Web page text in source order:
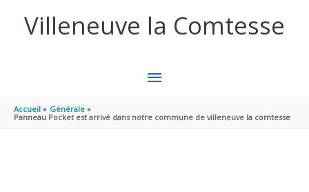
Villeneuve la Comtesse
MENU
PRINCIPAL
Accueil
Générale
Panneau Pocket est arrivé dans notre commune de villeneuve la comtesse